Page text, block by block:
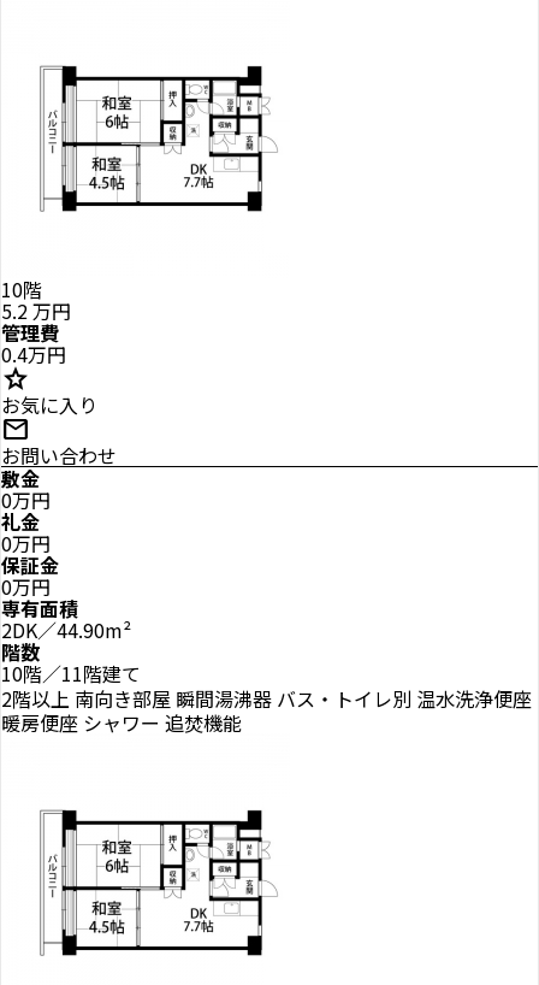
10階
5.2万円
管理費
0.4万円
star
お気に入り
mail
お問い合わせ
敷金
0万円
礼金
0万円
保証金
0万円
専有面積
2DK／44.90m²
階数
10階／11階建て
2階以上 南向き部屋 瞬間湯沸器 バス・トイレ別 温水洗浄便座
暖房便座 シャワー 追焚機能